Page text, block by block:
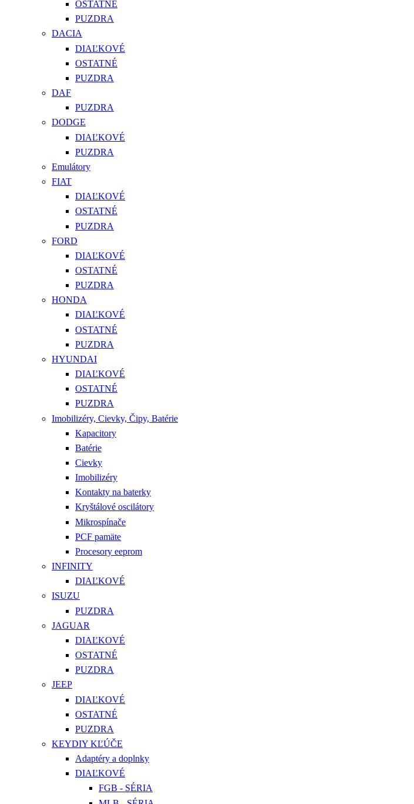
OSTATNÉ
PUZDRA
DACIA
DIAĽKOVÉ
OSTATNÉ
PUZDRA
DAF
PUZDRA
DODGE
DIAĽKOVÉ
PUZDRA
Emulátory
FIAT
DIAĽKOVÉ
OSTATNÉ
PUZDRA
FORD
DIAĽKOVÉ
OSTATNÉ
PUZDRA
HONDA
DIAĽKOVÉ
OSTATNÉ
PUZDRA
HYUNDAI
DIAĽKOVÉ
OSTATNÉ
PUZDRA
Imobilizéry, Cievky, Čipy, Batérie
Kapacitory
Batérie
Cievky
Imobilizéry
Kontakty na baterky
Kryštálové oscilátory
Mikrospínače
PCF pamäte
Procesory eeprom
INFINITY
DIAĽKOVÉ
ISUZU
PUZDRA
JAGUAR
DIAĽKOVÉ
OSTATNÉ
PUZDRA
JEEP
DIAĽKOVÉ
OSTATNÉ
PUZDRA
KEYDIY KĽÚČE
Adaptéry a doplnky
DIAĽKOVÉ
FGB - SÉRIA